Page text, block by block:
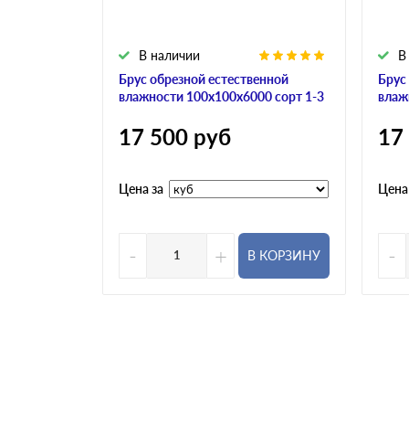
Брус обрезной естественной
влажности 100х100х6000 сорт 1-3
В наличии
17 500 руб
Цена за
- + В КОРЗИНУ
Брус
В
17
Цена
-